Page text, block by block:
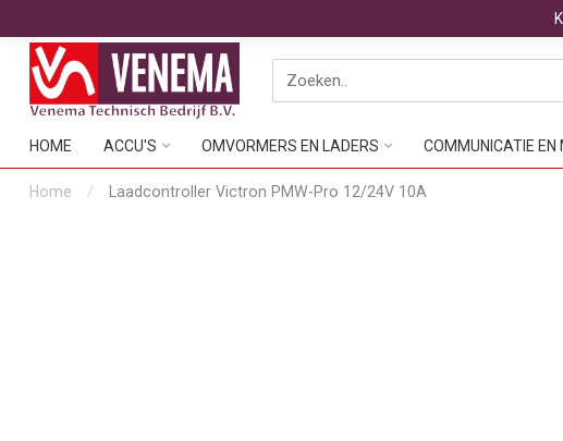
HOME ACCU'S OMVORMERS EN LADERS COMMUNICATIE EN
Home / Laadcontroller Victron PMW-Pro 12/24V 10A